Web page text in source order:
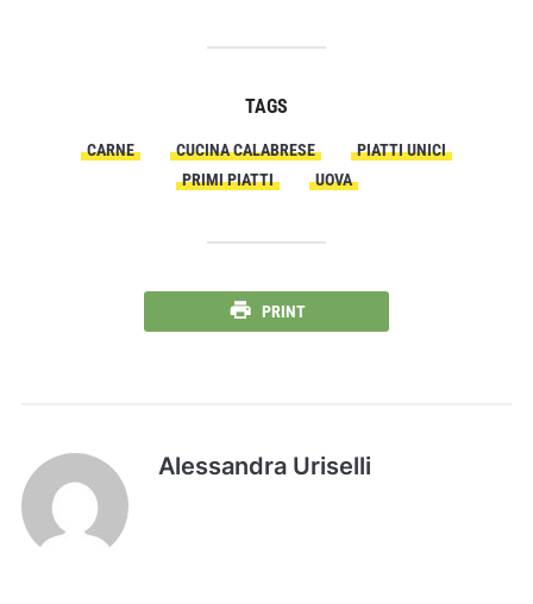
TAGS
CARNE CUCINA CALABRESE
PIATTI UNICI
PRIMI PIATTI
UOVA
PRINT
Alessandra Uriselli